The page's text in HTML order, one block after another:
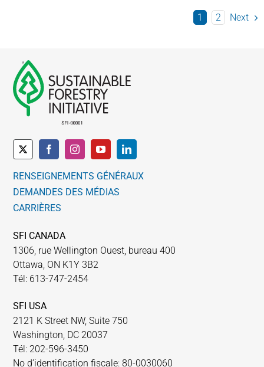
1 2 Next
RENSEIGNEMENTS GÉNÉRAUX
DEMANDES DES MÉDIAS
CARRIÈRES
SFI CANADA
1306, rue Wellington Ouest, bureau 400
Ottawa, ON K1Y 3B2
Tél: 613-747-2454
SFI USA
2121 K Street NW, Suite 750
Washington, DC 20037
Tél: 202-596-3450
No d’identification fiscale: 80-0030060